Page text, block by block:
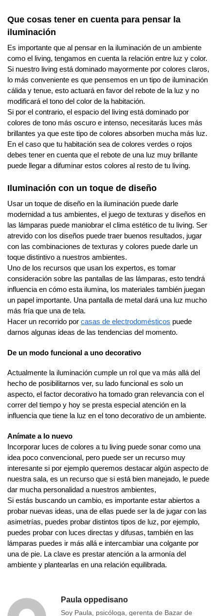
Que cosas tener en cuenta para pensar la
iluminación
Es importante que al pensar en la iluminación de un ambiente
como el living, tengamos en cuenta la relación entre luz y color.
Si nuestro living está dominado mayormente por colores claros,
lo más conveniente es que pensemos en un tipo de iluminación
cálida y tenue, esto actuará en favor del rebote de la luz y no
modificará el tono del color de la habitación.
Si por el contrario, el espacio del living está dominado por
colores de tono más oscuro e intenso, necesitarás luces más
brillantes ya que este tipo de colores absorben mucha más luz.
En el caso que tu habitación sea de colores verdes o rojos
debes tener en cuenta que el rebote de una luz muy brillante
puede llegar a difuminar estos colores al resto de tu living.
Iluminación con un toque de diseño
Usar un toque de diseño en la iluminación puede darle
modernidad a tus ambientes, el juego de texturas y diseños en
las lámparas puede maniobrar el clima estético de tu living. Ser
atrevido con los diseños puede traer buenos resultados, jugar
con las combinaciones de texturas y colores puede darle un
toque distintivo a nuestros ambientes.
Uno de los recursos que usan los expertos, es tomar
consideración sobre las pantallas de las lámparas, esto tendrá
influencia en cómo esta ilumina, los materiales también juegan
un papel importante. Una pantalla de metal dará una luz mucho
más fría que una de tela.
Hacer un recorrido por casas de electrodomésticos puede
darnos algunas ideas de las tendencias del momento.
De un modo funcional a uno decorativo
Actualmente la iluminación cumple un rol que va más allá del
hecho de posibilitarnos ver, su lado funcional es solo un
aspecto, el factor decorativo ha tomado gran relevancia con el
correr del tiempo y hoy se presta especial atención en la
influencia que tiene la luz en el tono decorativo de un ambiente.
Anímate a lo nuevo
Incorporar luces de colores a tu living puede sonar como una
idea poco convencional, pero puede ser un recurso muy
interesante si por ejemplo queremos destacar algún aspecto de
nuestra sala, es un recurso que si está bien manejado, le puede
dar mucha personalidad a nuestros ambientes,
Si estás buscando un cambio, es importante estar abiertos a
probar nuevas ideas, una de ellas puede ser la de jugar con las
asimetrías, puedes probar distintos tipos de luz, por ejemplo,
puedes probar con luces directas y difusas, también en las
lámparas puedes ir más allá e intercambiar una colgante por
una de pie. La clave es prestar atención a la armonía del
ambiente y plantearlas en una relación equilibrada.
Paula oppedisano
Soy Paula, psicóloga, gerenta de Bazar de